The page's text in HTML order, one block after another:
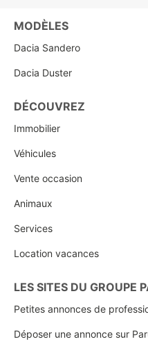
MODÈLES
Dacia Sandero
Dacia Duster
DÉCOUVREZ
Immobilier
Véhicules
Vente occasion
Animaux
Services
Location vacances
LES SITES DU GROUPE
Petites annonces de
Déposer une annonce sur